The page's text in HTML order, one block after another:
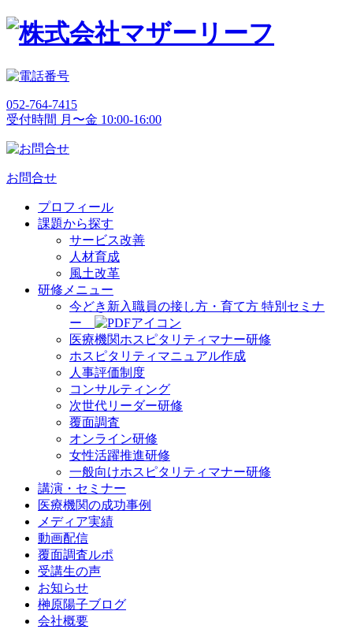
052-764-7415
受付時間 月〜金 10:00-16:00
お問合せ
プロフィール
課題から探す
サービス改善
人材育成
風土改革
研修メニュー
今どき新入職員の接し方・育て方 特別セミナ
ー
医療機関ホスピタリティマナー研修
ホスピタリティマニュアル作成
人事評価制度
コンサルティング
次世代リーダー研修
覆面調査
オンライン研修
女性活躍推進研修
一般向けホスピタリティマナー研修
講演・セミナー
医療機関の成功事例
メディア実績
動画配信
覆面調査ルポ
受講生の声
お知らせ
榊原陽子ブログ
会社概要